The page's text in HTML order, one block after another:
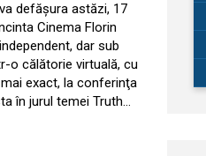
defăşura astăzi, 17
Cinema Florin
dar sub
o călătorie virtuală, cu
exact, la conferinţa
în jurul temei Truth…